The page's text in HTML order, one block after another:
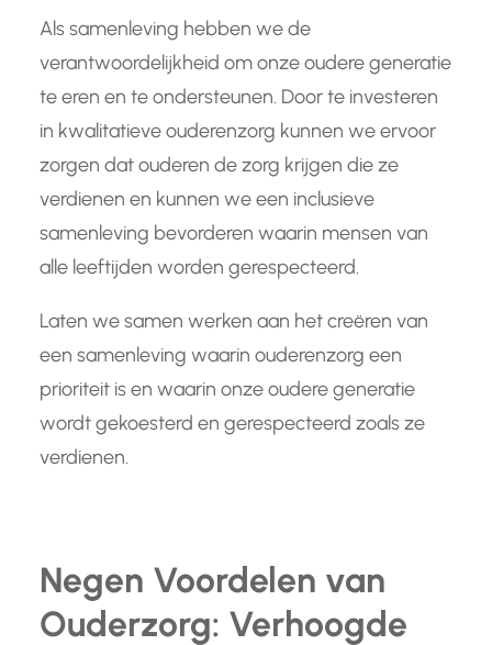
Als samenleving hebben we de
verantwoordelijkheid om onze oudere generatie
te eren en te ondersteunen. Door te investeren
in kwalitatieve ouderenzorg kunnen we ervoor
zorgen dat ouderen de zorg krijgen die ze
verdienen en kunnen we een inclusieve
samenleving bevorderen waarin mensen van
alle leeftijden worden gerespecteerd.
Laten we samen werken aan het creëren van
een samenleving waarin ouderenzorg een
prioriteit is en waarin onze oudere generatie
wordt gekoesterd en gerespecteerd zoals ze
verdienen.
Negen Voordelen van
Ouderzorg: Verhoogde